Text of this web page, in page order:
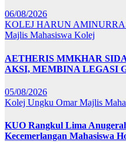
06/08/2026
KOLEJ HARUN
Majlis Mahasiswa Kolej
AETHERIS MMKHAR
AKSI, MEMBINA LEGASI
05/08/2026
Kolej Ungku OmarMajlis
KUO Rangkul Lima
Kecemerlangan Mahasiswa